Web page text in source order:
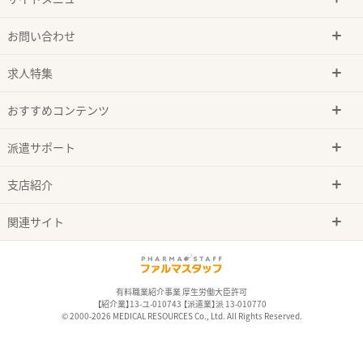
お問い合わせ
求人特集
おすすめコンテンツ
派遣サポート
支店紹介
関連サイト
有料職業紹介事業 厚生労働大臣許可
【紹介業】13-ユ-010743 【派遣業】派 13-010770
© 2000-2026 MEDICAL RESOURCES Co., Ltd. All Rights Reserved.